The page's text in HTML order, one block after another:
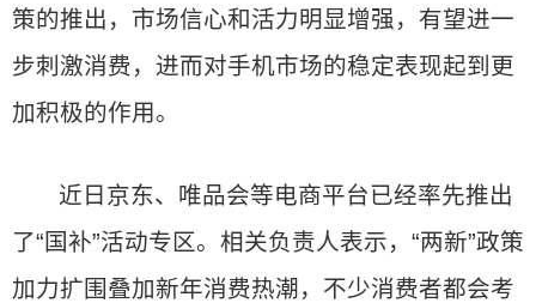
策的推出，市场信心和活力明显增强，有望进一
步刺激消费，进而对手机市场的稳定表现起到更
加积极的作用。
近日京东、唯品会等电商平台已经率先推出
了“国补”活动专区。相关负责人表示，“两新”政策
加力扩围叠加新年消费热潮，不少消费者都会考